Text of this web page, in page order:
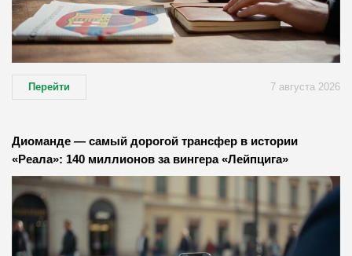
Перейти 7 августа 2026
Диоманде — самый дорогой трансфер в истории
«Реала»: 140 миллионов за вингера «Лейпцига»